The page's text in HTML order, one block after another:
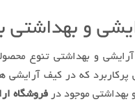
و بهداشتی
و بهداشتی تنوع
که در کیف آرایشی
بهداشتی موجود در فروشگاه